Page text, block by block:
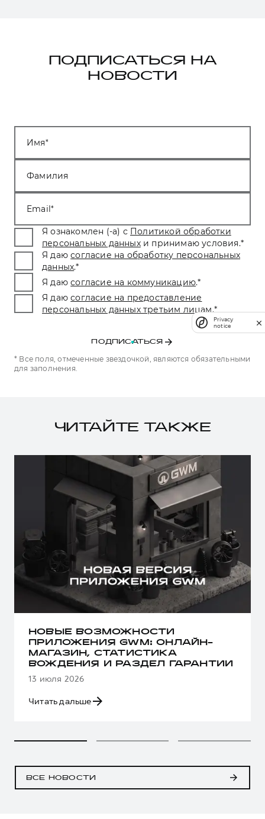
ПОДПИСАТЬСЯ НА
НОВОСТИ
Имя
Фамилия
Email
Я ознакомлен (-а) с Политикой обработки
персональных данных и принимаю условия.*
Я даю согласие на обработку персональных
данных.*
Я даю согласие на коммуникацию.*
Я даю согласие на предоставление
персональных данных третьим лицам.*
ПОДПИСАТЬСЯ
* Все поля, отмеченные звездочкой, являются обязательными
для заполнения.
ЧИТАЙТЕ ТАКЖЕ
НОВЫЕ ВОЗМОЖНОСТИ
ПРИЛОЖЕНИЯ GWM: ОНЛАЙН-
МАГАЗИН, СТАТИСТИКА
ВОЖДЕНИЯ И РАЗДЕЛ ГАРАНТИИ
13 июля 2026
Читать дальше
ВСЕ НОВОСТИ
Privacy
notice